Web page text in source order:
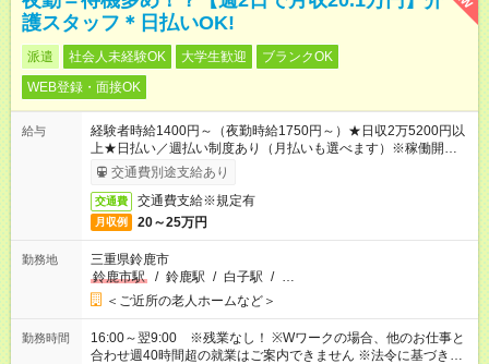
護スタッフ＊日払いOK!
派遣 社会人未経験OK 大学生歓迎
ブランクOK
WEB登録・面接OK
給与
経験者時給1400円～（夜勤時給1750円～）★日収2万5200円以
上★日払い／週払い制度あり（月払いも選べます）※稼働開始時
は手続き完了次第のお支払いとなります。
交通費別途支給あり
交通費 交通費支給※規定有
月収例 20～25万円
勤務地
三重県鈴鹿市
鈴鹿市駅
/ 鈴鹿駅 / 白子駅 / …
＜ご近所の老人ホームなど＞
勤務時間
16:00～翌9:00 ※残業なし！ ※Wワークの場合、他のお仕事と
合わせ週40時間超の就業はご案内できません ※法令に基づき、